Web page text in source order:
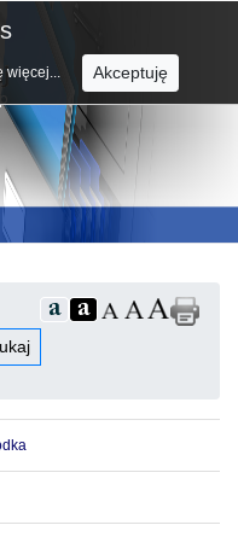
więcej... Akceptuję